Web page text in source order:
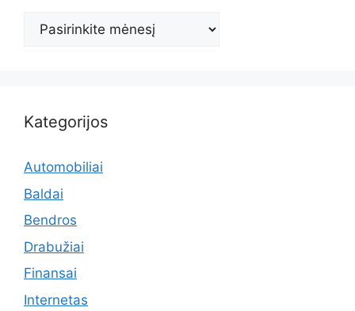
Archyvas
Kategorijos
Automobiliai
Baldai
Bendros
Drabužiai
Finansai
Internetas